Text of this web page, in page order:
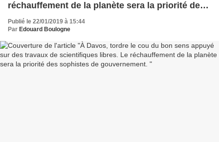
réchauffement de la planète sera la priorité des
sophistes de gouvernement.
Publié le 22/01/2019 à 15:44
Par Edouard Boulogne